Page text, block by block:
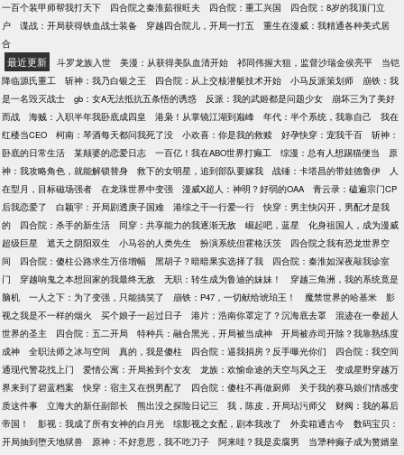
一百个装甲师帮我打天下
四合院之秦淮茹很旺夫 四合院：重工兴国
四合院：8岁的我顶门立
户
谍战：开局获得铁血战士装备 穿越四合院儿，开局一打五
重生在漫威：我精通各种美式居
合
最近更新 斗罗龙族入世 美漫：从获得美队血清开始 祁同伟握大狙，监督沙瑞金侯亮平
当铠
降临源氏重工
斩神：我乃白银之王 四合院：从上交核潜艇技术开始 小马反派策划师
崩铁：我
是一名毁灭战士
gb：女A无法抵抗五条悟的诱惑 反派：我的武姬都是问题少女
崩坏三为了美好
而战
海贼：入职半年我卧底成四皇 港枭！从掌镜江湖到巅峰 年代：半个系统，我靠自己
我在
红楼当CEO
柯南：琴酒每天都问我死了没 小欢喜：你是我的救赎 好孕快穿：宠我千百
斩神：
卧底的日常生活
某颠婆的恋爱日志 一百亿！我在ABO世界打癫工 综漫：总有人想踢猫便当
原
神：我攻略角色，就能解锁替身
救下的女明星，追到部队要嫁我 战锤：卡塔昌的带娃德鲁伊
人
在型月，目标磁场强者
在龙珠世界中变强 漫威X超人：神明？好弱的OAA
青云录：磕遍宗门CP
后我恋爱了
白颖宇：开局剧透庚子国难 港综之干一行爱一行
快穿：男主快闪开，男配才是我
的
四合院：杀手的新生活 同穿：共享能力的我逐渐无敌 崛起吧，蓝星
化身祖国人，成为漫威
超级巨星
遮天之阴阳双生 小马谷的人类先生 扮演系统但霍格沃茨
四合院之我有恐龙世界空
间
四合院：傻柱公路求生万倍增幅 黑胡子？暗暗果实选择了我
四合院：秦淮如深夜敲我诊室
门
穿越响鬼之本想回家的我最终无敌 无职：转生成为鲁迪的妹妹！
穿越三角洲，我的系统竟是
脑机
一人之下：为了变强，只能搞笑了 崩铁：P47，一切献给琥珀王！ 魔禁世界的哈基米
影
视之我是不一样的烟火
买个娘子一起过日子 港片：浩南你罩定了？沉海底去罩
混迹在一拳超人
世界的圣主
四合院：五二开局 特种兵：融合黑光，开局被当成神
开局被赤司开除？我靠熟练度
成神
全职法师之冰与空间 真的，我是傻柱 四合院：逼我捐房？反手曝光你们
四合院：我空间
通现代警花找上门
爱情公寓：开局捡到个女友 龙族：欢愉命途的天空与风之王
变成星野穿越万
界来到了碧蓝档案
快穿：宿主又在拐男配了 四合院：傻柱不再做厨师
关于我的赛马娘们情感变
质这件事
立海大的新任副部长 熊出没之探险日记三 我，陈皮，开局玷污师父
财阀：我的幕后
帝国！
影视：我成了所有女神的白月光 综影视之女配，剧本我改了 外卖箱通古今
数码宝贝：
开局抽到堕天地狱兽
原神：不好意思，我不吃刀子 阿来哇？我是卖腐男
当犟种癫子成为赘婿皇